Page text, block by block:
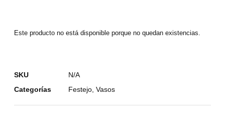
Este producto no está disponible porque no quedan existencias.
SKU
N/A
Categorías
Festejo Vasos